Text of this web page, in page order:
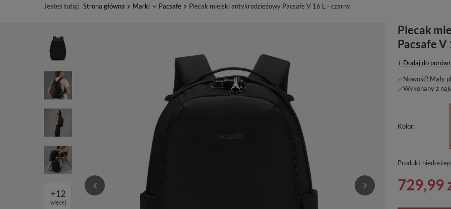
Jesteś tutaj: Strona główna Marki Pacsafe Plecak miejski antykradzieżowy Pacsafe V 16 L - czarny
+12
więcej
Plecak
Pacsafe V
+ Dodaj do
✅Nowość! Mały
✅Wykonany z
Kolor
Produkt
729,99